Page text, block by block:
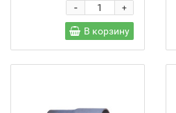
+
-
В корзину